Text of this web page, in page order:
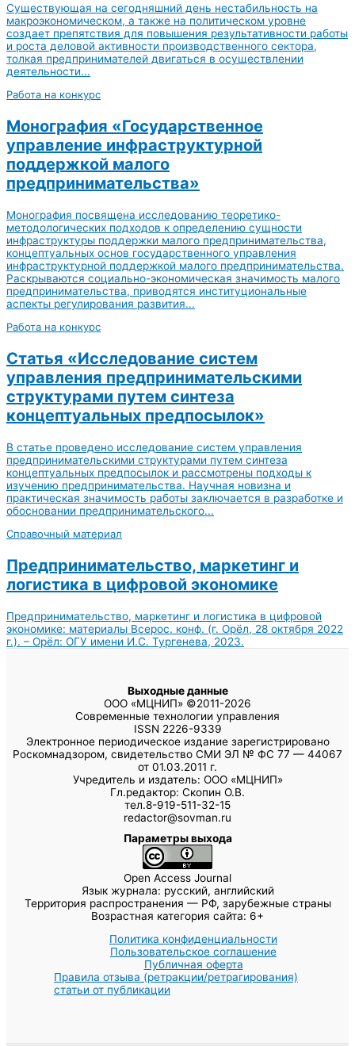
Существующая на сегодняшний день нестабильность на
макроэкономическом, а также на политическом уровне
создает препятствия для повышения результативности работы
и роста деловой активности производственного сектора,
толкая предпринимателей двигаться в осуществлении
деятельности...
Работа на конкурс
Монография «Государственное
управление инфраструктурной
поддержкой малого
предпринимательства»
Монография посвящена исследованию теоретико-
методологических подходов к определению сущности
инфраструктуры поддержки малого предпринимательства,
концептуальных основ государственного управления
инфраструктурной поддержкой малого предпринимательства.
Раскрываются социально-экономическая значимость малого
предпринимательства, приводятся институциональные
аспекты регулирования развития...
Работа на конкурс
Статья «Исследование систем
управления предпринимательскими
структурами путем синтеза
концептуальных предпосылок»
В статье проведено исследование систем управления
предпринимательскими структурами путем синтеза
концептуальных предпосылок и рассмотрены подходы к
изучению предпринимательства. Научная новизна и
практическая значимость работы заключается в разработке и
обосновании предпринимательского...
Справочный материал
Предпринимательство, маркетинг и
логистика в цифровой экономике
Предпринимательство, маркетинг и логистика в цифровой
экономике: материалы Всерос. конф. (г. Орёл, 28 октября 2022
г.). – Орёл: ОГУ имени И.С. Тургенева, 2023.
Выходные данные
ООО «МЦНИП» ©2011-2026
Современные технологии управления
ISSN 2226-9339
Электронное периодическое издание зарегистрировано
Роскомнадзором, свидетельство СМИ ЭЛ № ФС 77 — 44067
от 01.03.2011 г.
Учредитель и издатель: ООО «МЦНИП»
Гл.редактор: Скопин О.В.
тел.8-919-511-32-15
redactor@sovman.ru
Параметры выхода
Open Access Journal
Язык журнала: русский, английский
Территория распространения — РФ, зарубежные страны
Возрастная категория сайта: 6+
Политика конфиденциальности
Пользовательское соглашение
Публичная оферта
Правила отзыва (ретракции/ретрагирования)
статьи от публикации